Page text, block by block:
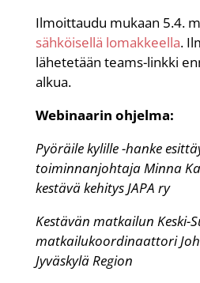
Ilmoittaudu mukaan 5.4.
sähköisellä lomakkeella.
lähetetään teams-linkki
alkua.
Webinaarin ohjelma:
Pyöräile kylille -hanke
toiminnanjohtaja Minna
kestävä kehitys JAPA ry
Kestävän matkailun Keski-
matkailukoordinaattori
Jyväskylä Region